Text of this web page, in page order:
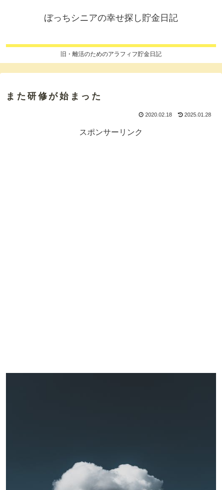
ぼっちシニアの幸せ探し貯金日記
旧・離活のためのアラフィフ貯金日記
また研修が始まった
2020.02.18 2025.01.28
スポンサーリンク